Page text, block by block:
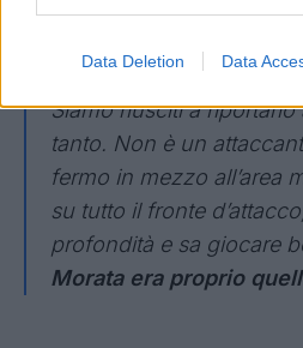
Data Deletion Data
Pirlo su Morata
"È il centravanti
Siamo riusciti a
tanto. Non è un
fermo in mezzo all’area
su tutto il fronte
profondità e sa giocare
Morata era proprio